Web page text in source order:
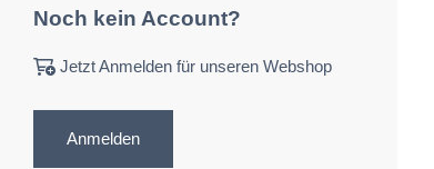
Noch kein Account?
Jetzt Anmelden für unseren Webshop
Anmelden